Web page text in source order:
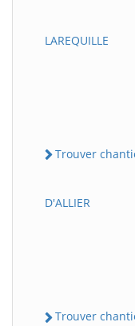
LAREQUILLE
Trouver
D'ALLIER
Trouver